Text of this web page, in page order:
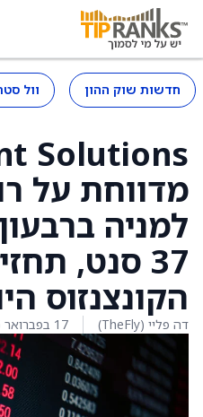
חדשות שוק ההון וול
Solutions
מדווחת על
למניה
37 סנט,
הקונצנזוס היו 36
דה פליי (TheFly) 17 בפברואר 2026